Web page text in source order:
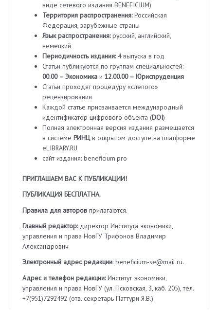
виде сетевого издания BENEFICIUM)
Территория распространения:Российская
Федерация, зарубежные страны
Язык распространения:русский, английский,
немецкий
Периодичность издания:4 выпуска в год
Статьи публикуются по группам специальностей:
00.00 – Экономикаи 12.00.00 – Юриспруденция
Статьи проходят процедуру «слепого»
рецензирования
Каждой статье присваивается международный
идентификатор цифрового объекта (DOI)
Полная электронная версия издания размещается
в системе РИНЦв открытом доступе на платформе
eLIBRARY.RU
сайт издания: beneficium.pro
ПРИГЛАШАЕМ ВАС К ПУБЛИКАЦИИ!
ПУБЛИКАЦИЯ БЕСПЛАТНА.
Правила для авторов прилагаются.
Главный редактор: директор Института экономики,
управления и права НовГУ Трифонов Владимир
Александрович
Электронный адрес редакции: beneficium-se@mail.ru.
Адрес и телефон редакции:Институт экономики,
управления и права НовГУ (ул. Псковская, 3, каб. 205), тел.
+7(951)7292492 (отв. секретарь Паттури Я.В.)